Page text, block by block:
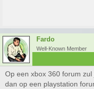
Fardo
Well-Known Member
Op een xbox 360 forum
dan op een playstation